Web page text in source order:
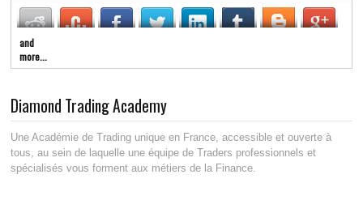
and
more...
Diamond Trading Academy
Une Académie de Trading unique en France, accessible et ouverte à
tous, au sein de laquelle une équipe de Traders professionnels et
spécialisés vous forment aux métiers de la Finance.